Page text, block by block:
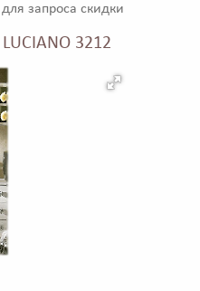
запроса скидки
3212